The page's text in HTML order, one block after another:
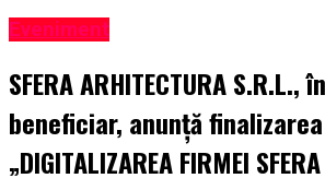
Eveniment
SFERA ARHITECTURA
beneficiar, anunță
„DIGITALIZAREA FIRMEI